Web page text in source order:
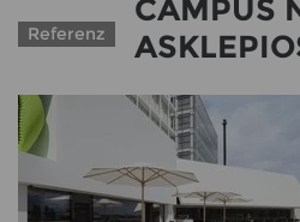
Referenz
CAMPUS